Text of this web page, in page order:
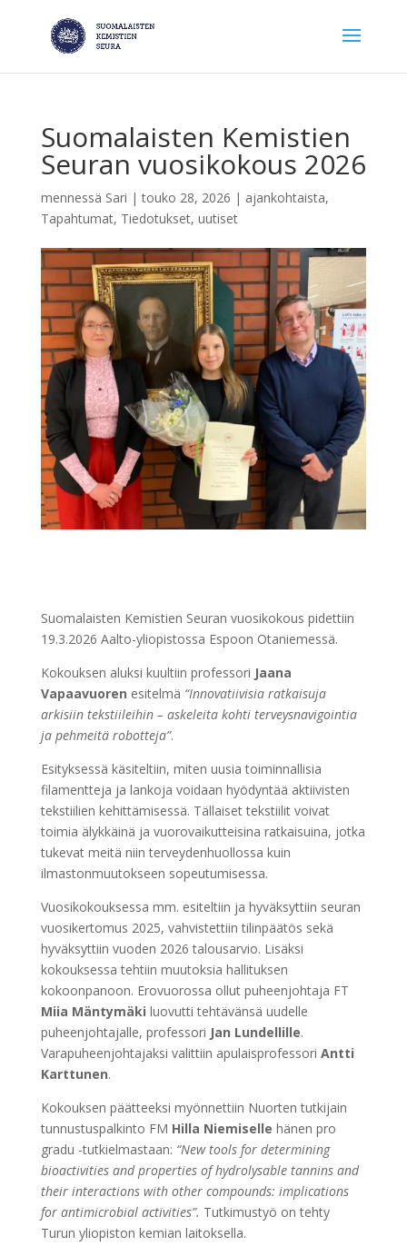
Suomalaisten Kemistien
Seuran vuosikokous 2026
mennessä Sari |touko 28, 2026 | ajankohtaista,
Tapahtumat, Tiedotukset, uutiset
Suomalaisten Kemistien Seuran vuosikokous pidettiin
19.3.2026 Aalto-yliopistossa Espoon Otaniemessä.
Kokouksen aluksi kuultiin professori Jaana
Vapaavuoren esitelmä “Innovatiivisia ratkaisuja
arkisiin tekstiileihin – askeleita kohti terveysnavigointia
ja pehmeitä robotteja”.
Esityksessä käsiteltiin, miten uusia toiminnallisia
filamentteja ja lankoja voidaan hyödyntää aktiivisten
tekstiilien kehittämisessä. Tällaiset tekstiilit voivat
toimia älykkäinä ja vuorovaikutteisina ratkaisuina, jotka
tukevat meitä niin terveydenhuollossa kuin
ilmastonmuutokseen sopeutumisessa.
Vuosikokouksessa mm. esiteltiin ja hyväksyttiin seuran
vuosikertomus 2025, vahvistettiin tilinpäätös sekä
hyväksyttiin vuoden 2026 talousarvio. Lisäksi
kokouksessa tehtiin muutoksia hallituksen
kokoonpanoon. Erovuorossa ollut puheenjohtaja FT
Miia Mäntymäki luovutti tehtävänsä uudelle
puheenjohtajalle, professori Jan Lundellille.
Varapuheenjohtajaksi valittiin apulaisprofessori Antti
Karttunen.
Kokouksen päätteeksi myönnettiin Nuorten tutkijain
tunnustuspalkinto FM Hilla Niemiselle hänen pro
gradu -tutkielmastaan: “New tools for determining
bioactivities and properties of hydrolysable tannins and
their interactions with other compounds: implications
for antimicrobial activities”. Tutkimustyö on tehty
Turun yliopiston kemian laitoksella.